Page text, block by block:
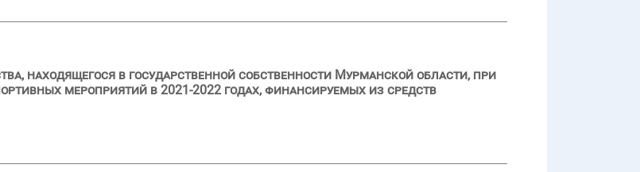
находящегося в государственной собственности Мурманской области, при
мероприятий в 2021-2022 годах, финансируемых из средств